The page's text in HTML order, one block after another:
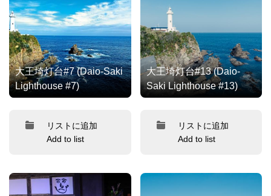
大王埼灯台#7 (Daio-Saki
Lighthouse #7)
リストに追加
Add to list
大王埼灯台#13 (Daio-
Saki Lighthouse #13)
リストに追加
Add to list